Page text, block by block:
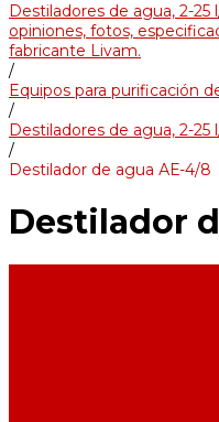
Destiladores de agua, 2-
opiniones, fotos,
fabricante Livam.
/
Equipos para purificación
/
Destiladores de agua, 2-25
/
Destilador de agua АЕ-4/8
Destilador